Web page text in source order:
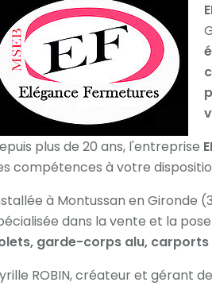
plus de 20 ans, l'entreprise
compétences à votre
à Montussan en Gironde
dans la vente et la
garde-corps alu, carports
ROBIN, créateur et gérant